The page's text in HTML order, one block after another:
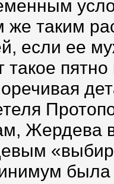
же таким
если ее
такое
Жердева
была